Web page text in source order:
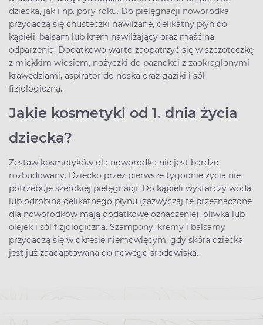
dziecka, jak i np. pory roku. Do pielęgnacji noworodka
przydadzą się chusteczki nawilżane, delikatny płyn do
kąpieli, balsam lub krem nawilżający oraz maść na
odparzenia. Dodatkowo warto zaopatrzyć się w szczoteczkę
z miękkim włosiem, nożyczki do paznokci z zaokrąglonymi
krawędziami, aspirator do noska oraz gaziki i sól
fizjologiczną.
Jakie kosmetyki od 1. dnia życia
dziecka?
Zestaw kosmetyków dla noworodka nie jest bardzo
rozbudowany. Dziecko przez pierwsze tygodnie życia nie
potrzebuje szerokiej pielęgnacji. Do kąpieli wystarczy woda
lub odrobina delikatnego płynu (zazwyczaj te przeznaczone
dla noworodków mają dodatkowe oznaczenie), oliwka lub
olejek i sól fizjologiczna. Szampony, kremy i balsamy
przydadzą się w okresie niemowlęcym, gdy skóra dziecka
jest już zaadaptowana do nowego środowiska.